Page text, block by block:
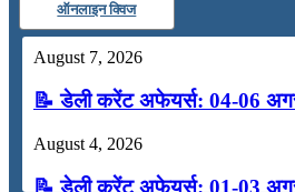
ऑनलाइन क्विज
August 7, 2026
📝 डेली करेंट अफेयर्स: 04-06
August 4, 2026
📝 डेली करेंट अफेयर्स: 01-03